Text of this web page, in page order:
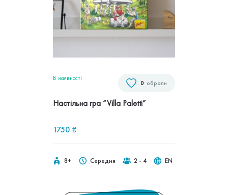
обрали
0
В наявностi
Настільна гра “Villa Paletti”
1750 ₴
8+ Середня 2 - 4 EN